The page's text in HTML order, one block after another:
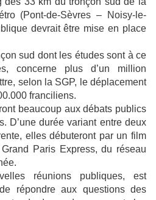
(Pont-de-Sèvres – Noisy-le-
devrait être mise en place
sud dont les études sont à ce
concerne plus d’un million
selon la SGP, le déplacement
franciliens.
beaucoup aux débats publics
D’une durée variant entre deux
elles débuteront par un film
Paris Express, du réseau
réunions publiques, est
de répondre aux questions des